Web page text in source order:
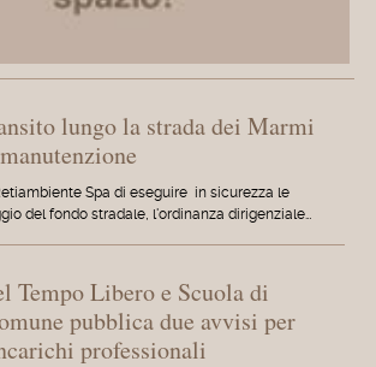
lungo la strada dei Marmi
Spa di eseguire in sicurezza le
del fondo stradale, l'ordinanza dirigenziale…
Tempo Libero e Scuola di
pubblica due avvisi per
professionali